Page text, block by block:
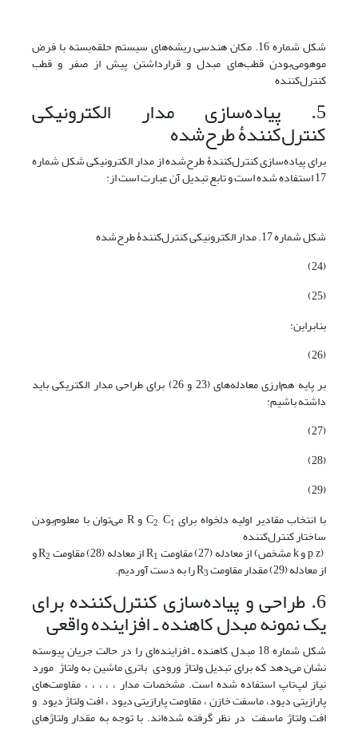
شکل شماره 16. مکان هندسی ریشه‌های سیستم حلقه‌بسته با فرض
موهومی‌بودن قطب‌های مبدل و قرارداشتن پیش از صفر و قطب
کنترل‌کننده
5. پیاده‌سازی مدار الکترونیکی
کنترل‌کنندۀ طرح‌شده
برای پیاده‌سازی کنترل‌کنندۀ طرح‌شده از مدار الکترونیکی شکل شماره
17 استفاده شده است و تابع تبدیل آن عبارت است از:
شکل شماره 17. مدار الکترونیکی کنترل‌کنندۀ طرح‌شده
(24)
(25)
بنابراین:
(26)
بر پایه هم‌ارزی معادله‌های (23 و 26) برای طراحی مدار الکتریکی باید
داشته باشیم:
(27)
(28)
(29)
با انتخاب مقادیر اولیه دلخواه برای C
2, C1 و R می‌توان با معلوم‌بودن
ساختار کنترل‌کننده
(p, z و k مشخص) از معادله (27) مقاومت R 1 از معادله (28) مقاومت R 2 و
از معادله (29) مقدار مقاومت R 3 را به دست آوردیم.
6. طراحی و پیاده‌سازی کنترل‌کننده برای
یک نمونه مبدل کاهنده ـ افزاینده واقعی
شکل شماره 18 مبدل کاهنده ـ افزاینده‌ای را در حالت جریان پیوسته
نشان می‌دهد که برای تبدیل ولتاژ ورودی باتری ماشین به ولتاژ مورد
نیاز لپ‌تاپ استفاده شده است. مشخصات مدار ، ، ، ، ، مقاومت‌های
پارازیتی دیود، ماسفت خازن ، مقاومت پارازیتی دیود ، افت ولتاژ دیود و
افت ولتاژ ماسفت در نظر گرفته شده‌اند. با توجه به مقدار ولتاژهای